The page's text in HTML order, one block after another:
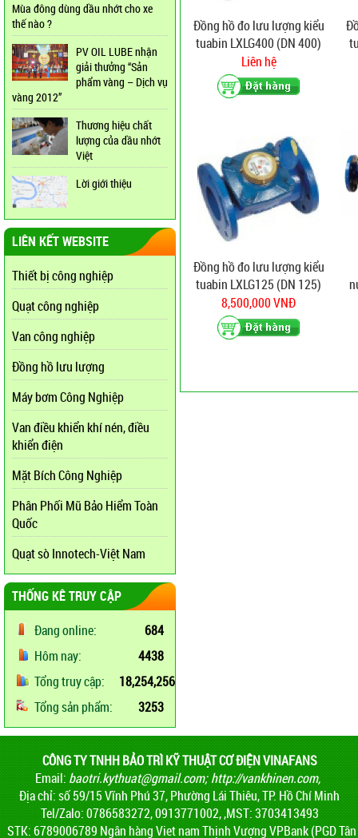
Mùa đông dùng dầu nhớt cho xe
thế nào ?
PV OIL LUBE nhận
giải thưởng “Sản
phẩm vàng – Dịch vụ
vàng 2012”
Thương hiệu chất
lượng của dầu nhớt
Việt
Lời giới thiệu
LIÊN KẾT WEBSITE
Thiết bị công nghiệp
Quạt công nghiệp
Van công nghiệp
Đồng hồ lưu lượng
Máy bơm Công Nghiệp
Van điều khiển khí nén, điều
khiển điện
Mặt Bích Công Nghiệp
Phân Phối Mũ Bảo Hiểm Toàn
Quốc
Quạt sò Innotech-Việt Nam
THỐNG KÊ TRUY CẬP
Đang online:
684
Hôm nay:
4438
Tổng truy cập:
18,254,256
Tổng sản phẩm:
3253
Đồng hồ đo lưu lượng kiểu
tuabin LXLG400 (DN 400)
Liên hệ
Đồng hồ đo lưu lượng kiểu
tuabin LXLG125 (DN 125)
8,500,000 VNĐ
CÔNG TY TNHH BẢO TRÌ KỸ THUẬT CƠ ĐIỆN VINAFANS
Email: baotri.kythuat@gmail.com;http://vankhinen.com,
Địa chỉ: số 59/15 Vĩnh Phú 37, Phường Lái Thiêu, TP. Hồ Chí Minh
Tel/Zalo: 0786583272, 0913771002, ,MST: 3703413493
STK: 6789006789 Ngân hàng Viet nam Thịnh Vượng VPBank (PGD Tân